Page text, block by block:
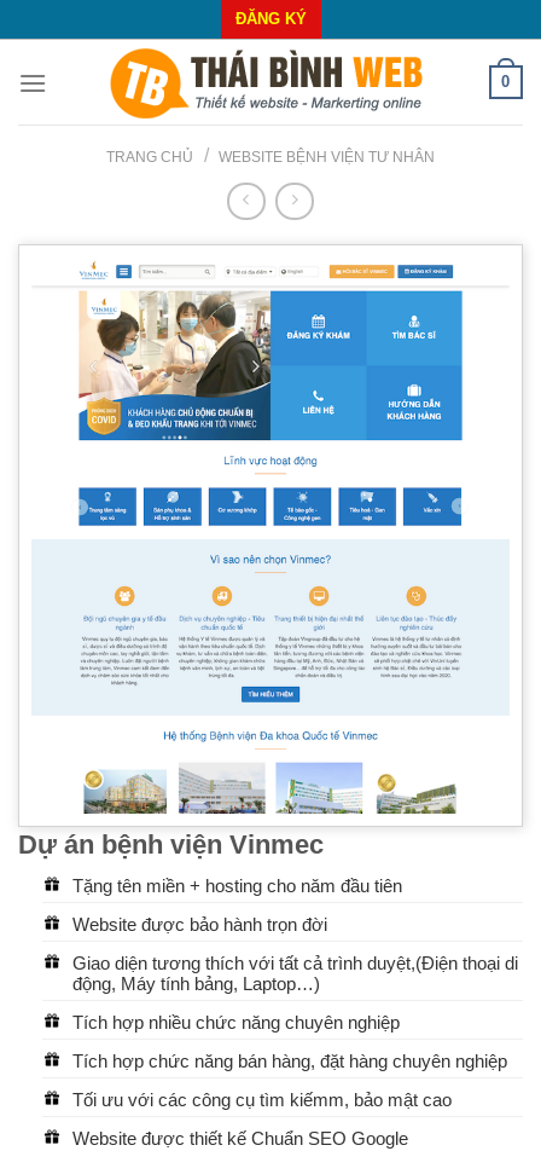
to
content
ĐĂNG KÝ
0
TRANG CHỦ / WEBSITE BỆNH VIỆN TƯ NHÂN
Dự án bệnh viện Vinmec
Tặng tên miền + hosting cho năm đầu tiên
Website được bảo hành trọn đời
Giao diện tương thích với tất cả trình duyệt,(Điện thoại di
động, Máy tính bảng, Laptop…)
Tích hợp nhiều chức năng chuyên nghiệp
Tích hợp chức năng bán hàng, đặt hàng chuyên nghiệp
Tối ưu với các công cụ tìm kiếmm, bảo mật cao
Website được thiết kế Chuẩn SEO Google